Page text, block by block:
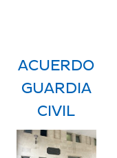
ACUERDO
GUARDIA
CIVIL